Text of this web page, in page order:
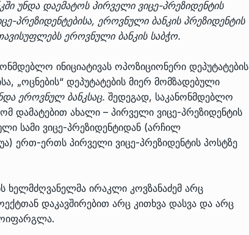
უნდა დაემატოს პირველი ვიცე-პრეზიდენტის
პრეზიდენტებისა, ეროვნული ბანკის პრეზიდენტის
ეროვნული ბანკის საბჭო.
ინიციატივას ოპოზიციონერი დეპუტატების
„ოცნების“ დეპუტატების მიერ მომზადებული
ეროვნულ ბანკსაც. შედეგად, საკანონმდებლო
დამატებით ახალი – პირველი ვიცე-პრეზიდენტის
სამი ვიცე-პრეზიდენტიდან (არჩილ
ერთ-ერთს პირველი ვიცე-პრეზიდენტის პოსტზე
ხელმძღვანელმა ირაკლი კოვზანაძემ არც
დაკავშირებით არც კითხვა დასვა და არც